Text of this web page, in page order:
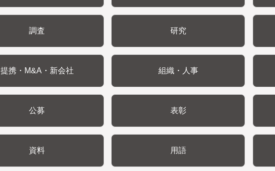
調査 研究
提携・M&A・新会社 組織・人事
公募 表彰
資料 用語